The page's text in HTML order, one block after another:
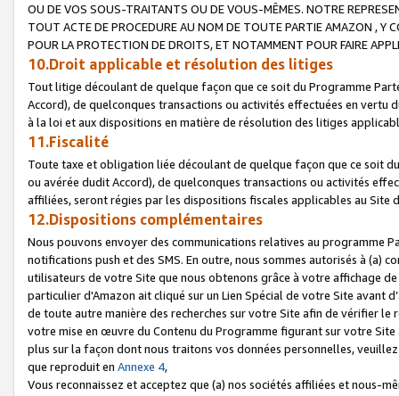
OU DE VOS SOUS-TRAITANTS OU DE VOUS-MÊMES. NOTRE
TOUT ACTE DE PROCEDURE AU NOM DE TOUTE PARTIE AMAZON , Y
POUR LA PROTECTION DE DROITS, ET NOTAMMENT POUR FAIRE
10.Droit applicable et résolution des litiges
Tout litige découlant de quelque façon que ce soit du Programme
Accord), de quelconques transactions ou activités effectuées en vertu
à la loi et aux dispositions en matière de résolution des litiges
11.Fiscalité
Toute taxe et obligation liée découlant de quelque façon que ce soit
ou avérée dudit Accord), de quelconques transactions ou activités
affiliées, seront régies par les dispositions fiscales applicables au Site
12.Dispositions complémentaires
Nous pouvons envoyer des communications relatives au programme
notifications push et des SMS. En outre, nous sommes autorisés à
utilisateurs de votre Site que nous obtenons grâce à votre affichage
particulier d'Amazon ait cliqué sur un Lien Spécial de votre Site avant
de toute autre manière des recherches sur votre Site afin de vérifier
votre mise en œuvre du Contenu du Programme figurant sur votre
plus sur la façon dont nous traitons vos données personnelles,
que reproduit en Annexe 4,
Vous reconnaissez et acceptez que (a) nos sociétés affiliées et nous-